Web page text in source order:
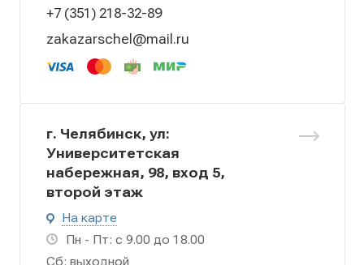
+7 (351) 218-32-89
zakazarschel@mail.ru
г. Челябинск, ул:
Университетская
набережная, 98, вход 5,
второй этаж
На карте
Пн - Пт: с 9.00 до 18.00
Сб: выходной